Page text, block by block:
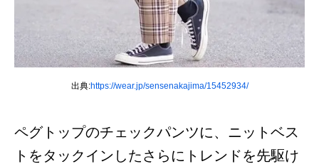
出典:https://wear.jp/sensenakajima/15452934/
ペグトップのチェックパンツに、ニットベス
トをタックインしたさらにトレンドを先駆け